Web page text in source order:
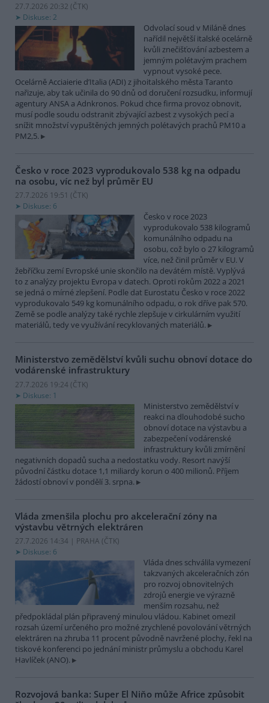
27.7.2026 20:32 (ČTK)
Diskuse: 2
Odvolací soud v Miláně dnes
nařídil největší italské ocelárně
kvůli znečišťování azbestem a
jemným polétavým prachem
vypnout vysoké pece.
Ocelárně Acciaierie d’Italia (ADI) z jihoitalského města Taranto
nařizuje, aby tak učinila do 90 dnů od doručení rozsudku, informují
agentury ANSA a Adnkronos. Pokud chce firma provoz obnovit,
musí podle soudu odstranit zbývající azbest z vysokých pecí a
snížit množství vypuštěných jemných polétavých prachů PM10 a
PM2,5.
Česko v roce 2023 vyprodukovalo 538 kg na odpadu
na osobu, víc než byl průměr EU
27.7.2026 19:51 (ČTK)
Diskuse: 6
Česko v roce 2023
vyprodukovalo 538 kilogramů
komunálního odpadu na
osobu, což bylo o 27 kilogramů
více, než činil průměr v EU. V
žebříčku zemí Evropské unie skončilo na devátém místě. Vyplývá
to z analýzy projektu Evropa v datech. Oproti rokům 2022 a 2021
se jedná o mírné zlepšení. Podle dat Eurostatu Česko v roce 2022
vyprodukovalo 549 kg komunálního odpadu, o rok dříve pak 570.
Země se podle analýzy také rychle zlepšuje v cirkulárním využití
materiálů, tedy ve využívání recyklovaných materiálů.
Ministerstvo zemědělství kvůli suchu obnoví dotace do
vodárenské infrastruktury
27.7.2026 19:24 (ČTK)
Diskuse: 1
Ministerstvo zemědělství v
reakci na dlouhodobé sucho
obnoví dotace na výstavbu a
zabezpečení vodárenské
infrastruktury kvůli zmírnění
negativních dopadů sucha a nedostatku vody. Resort navýší
původní částku dotace 1,1 miliardy korun o 400 milionů. Příjem
žádostí obnoví v pondělí 3. srpna.
Vláda zmenšila plochu pro akcelerační zóny na
výstavbu větrných elektráren
27.7.2026 14:34 | PRAHA (ČTK)
Diskuse: 6
Vláda dnes schválila vymezení
takzvaných akceleračních zón
pro rozvoj obnovitelných
zdrojů energie ve výrazně
menším rozsahu, než
předpokládal plán připravený minulou vládou. Kabinet omezil
rozsah území určeného pro možné zrychlené povolování větrných
elektráren na zhruba 11 procent původně navržené plochy, řekl na
tiskové konferenci po jednání ministr průmyslu a obchodu Karel
Havlíček (ANO).
Rozvojová banka: Super El Niňo může Africe způsobit